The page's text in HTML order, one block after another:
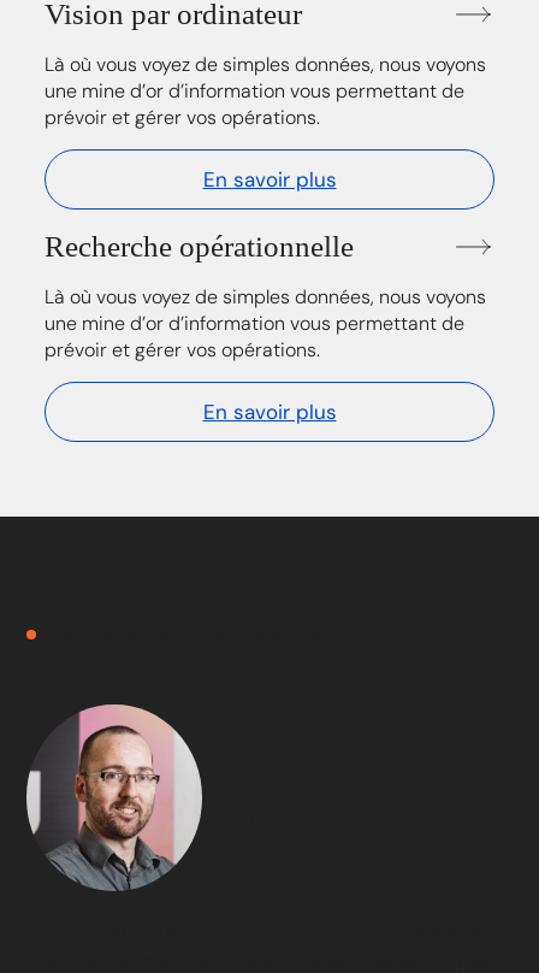
Vision par ordinateur
Là où vous voyez de simples données, nous voyons
une mine d’or d’information vous permettant de
prévoir et gérer vos opérations.
En savoir plus
Recherche opérationnelle
Là où vous voyez de simples données, nous voyons
une mine d’or d’information vous permettant de
prévoir et gérer vos opérations.
En savoir plus